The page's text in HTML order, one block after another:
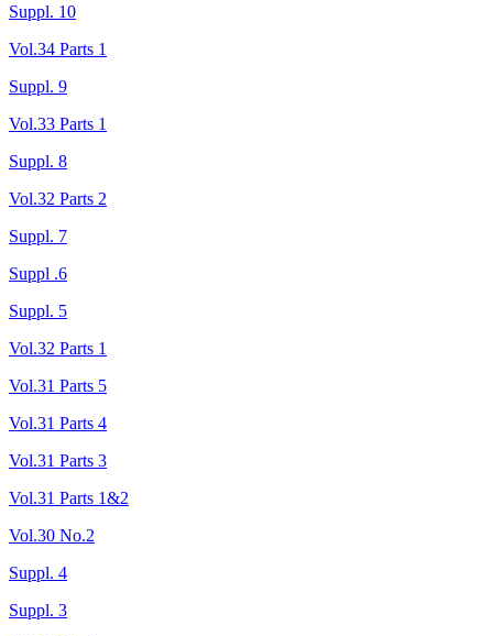
Suppl. 10
Vol.34 Parts 1
Suppl. 9
Vol.33 Parts 1
Suppl. 8
Vol.32 Parts 2
Suppl. 7
Suppl .6
Suppl. 5
Vol.32 Parts 1
Vol.31 Parts 5
Vol.31 Parts 4
Vol.31 Parts 3
Vol.31 Parts 1&2
Vol.30 No.2
Suppl. 4
Suppl. 3